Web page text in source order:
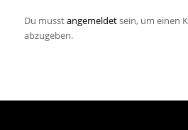
Du musstangemeldetsein, um einen
abzugeben.